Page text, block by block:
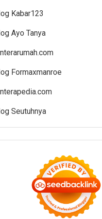
Kabar123
Ayo Tanya
Formaxmanroe
Seutuhnya